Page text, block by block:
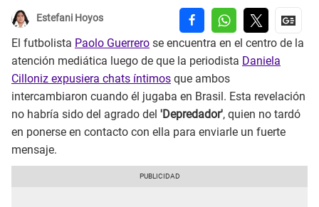
Estefani Hoyos
El futbolista Paolo Guerrero se encuentra en el centro de la
atención mediática luego de que la periodista Daniela
Cilloniz expusiera chats íntimos que ambos
intercambiaron cuando él jugaba en Brasil. Esta revelación
no habría sido del agrado del 'Depredador', quien no tardó
en ponerse en contacto con ella para enviarle un fuerte
mensaje.